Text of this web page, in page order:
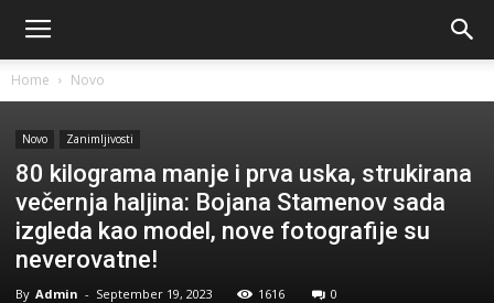
Home Novo
Novo Zanimljivosti
80 kilograma manje i prva uska, strukirana
večernja haljina: Bojana Stamenov sada
izgleda kao model, nove fotografije su
neverovatne!
By Admin - September 19, 2023 1616 0